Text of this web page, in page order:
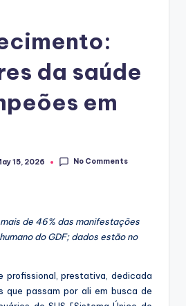
da saúde
em
15, 2026 No Comments
de 46% das manifestações
do GDF; dados estão no
profissional, prestativa, dedicada
que passam por ali em busca de